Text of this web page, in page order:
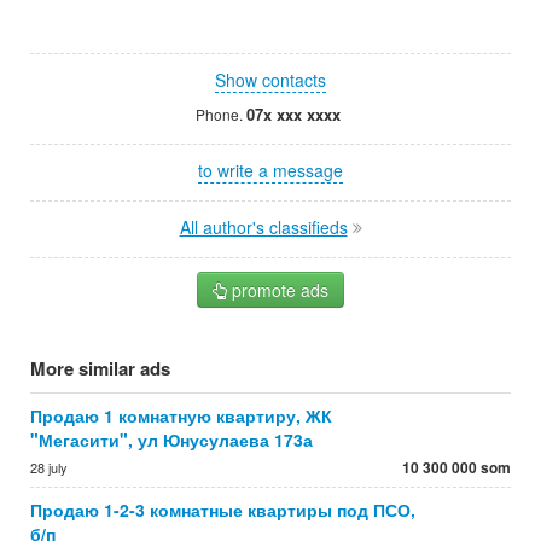
Show contacts
Phone. 07x xxx xxxx
to write a message
All author's classifieds
promote ads
More similar ads
Продаю 1 комнатную квартиру, ЖК
"Мегасити", ул Юнусулаева 173а
28 july 10 300 000 som
Продаю 1-2-3 комнатные квартиры под ПСО,
б/п